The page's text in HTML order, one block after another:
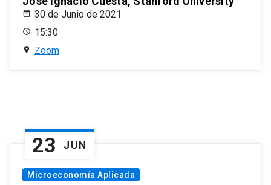
30 de Junio de 2021
15:30
Zoom
23 JUN
Microeconomía Aplicada